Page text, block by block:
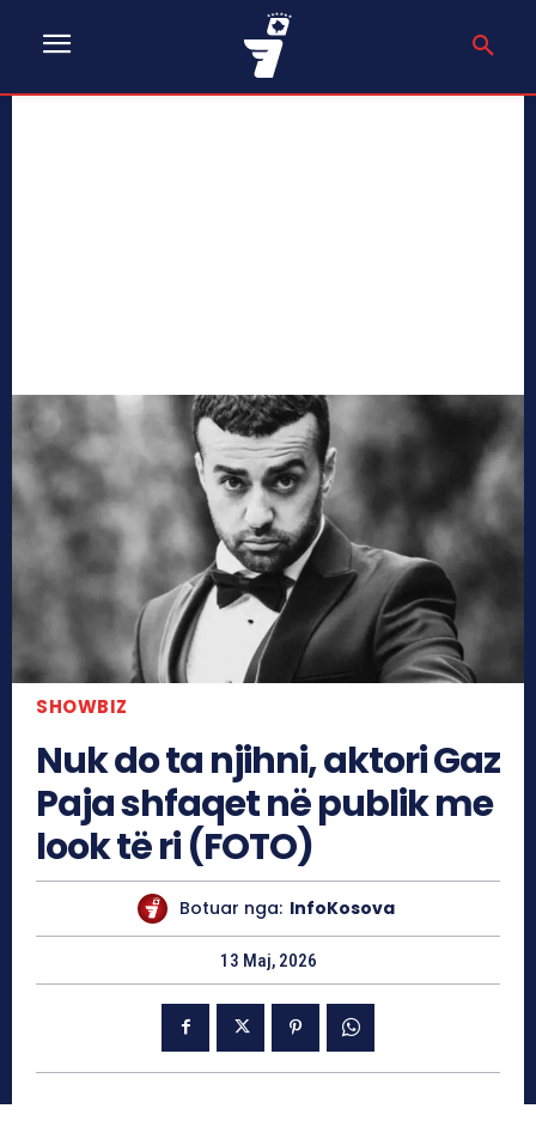
SHOWBIZ
Nuk do ta njihni, aktori Gaz
Paja shfaqet në publik me
look të ri (FOTO)
Botuar nga: InfoKosova
13 Maj, 2026